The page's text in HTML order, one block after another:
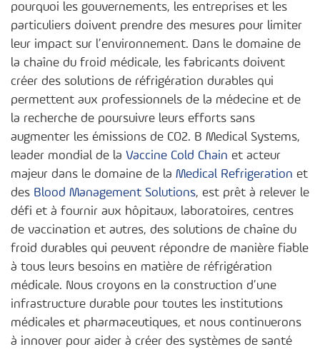
pourquoi les gouvernements, les entreprises et les
particuliers doivent prendre des mesures pour limiter
leur impact sur l’environnement. Dans le domaine de
la chaîne du froid médicale, les fabricants doivent
créer des solutions de réfrigération durables qui
permettent aux professionnels de la médecine et de
la recherche de poursuivre leurs efforts sans
augmenter les émissions de CO2. B Medical Systems,
leader mondial de la Vaccine Cold Chain et acteur
majeur dans le domaine de la Medical Refrigeration et
des Blood Management Solutions, est prêt à relever le
défi et à fournir aux hôpitaux, laboratoires, centres
de vaccination et autres, des solutions de chaîne du
froid durables qui peuvent répondre de manière fiable
à tous leurs besoins en matière de réfrigération
médicale. Nous croyons en la construction d’une
infrastructure durable pour toutes les institutions
médicales et pharmaceutiques, et nous continuerons
à innover pour aider à créer des systèmes de santé